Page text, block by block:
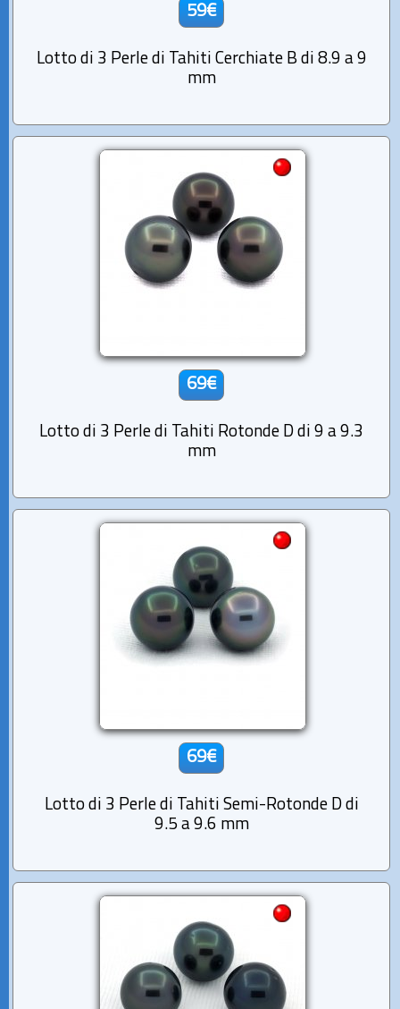
59€
Lotto di 3 Perle di Tahiti Cerchiate B di 8.9 a 9
mm
69€
Lotto di 3 Perle di Tahiti Rotonde D di 9 a 9.3
mm
69€
Lotto di 3 Perle di Tahiti Semi-Rotonde D di
9.5 a 9.6 mm